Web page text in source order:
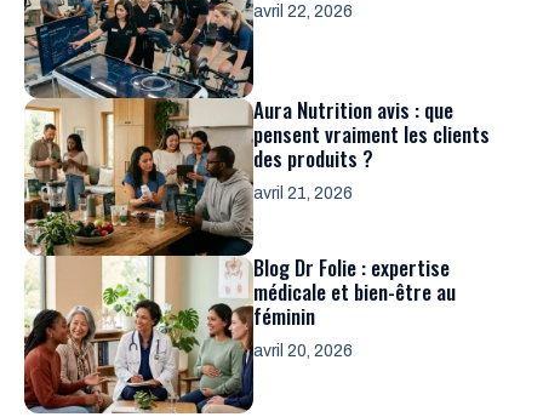
avril 22, 2026
Aura Nutrition avis : que
pensent vraiment les clients
des produits ?
avril 21, 2026
Blog Dr Folie : expertise
médicale et bien-être au
féminin
avril 20, 2026